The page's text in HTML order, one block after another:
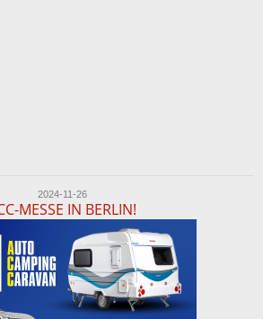
2024-11-26
MESSE IN BERLIN!